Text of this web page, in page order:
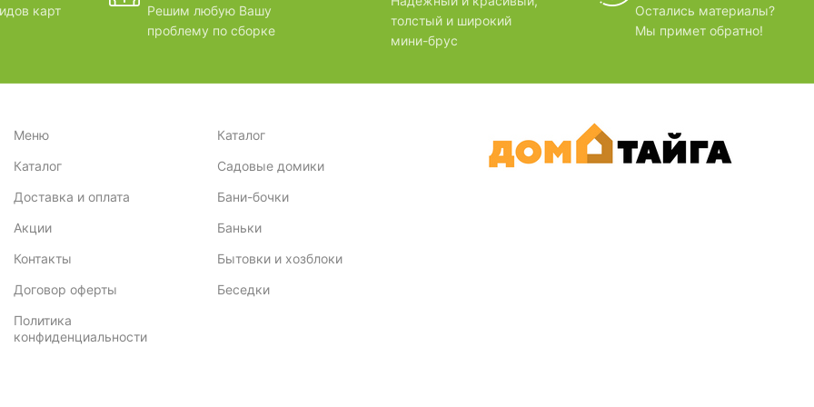
карт
Решим любую Вашу
проблему по сборке
толстый и широкий
мини-брус
Остались материалы?
Мы примет обратно!
Меню
Каталог
Доставка и оплата
Акции
Контакты
Договор оферты
Политика
конфиденциальности
Каталог
Садовые домики
Бани-бочки
Баньки
Бытовки и хозблоки
Беседки